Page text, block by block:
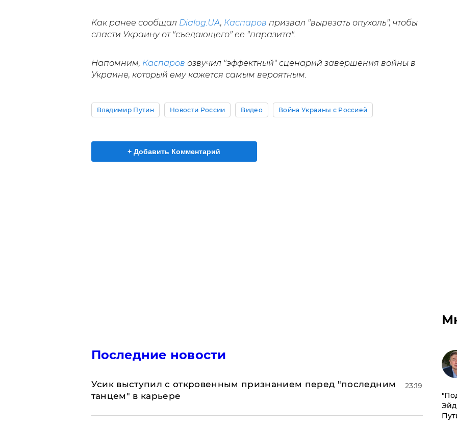
Как ранее сообщал Dialog.UA, Каспаров призвал "вырезать опухоль", чтобы
спасти Украину от "съедающего" ее "паразита".
Напомним, Каспаров озвучил "эффектный" сценарий завершения войны в
Украине, который ему кажется самым вероятным.
Владимир Путин Новости России Видео Война Украины с Россией
+ Добавить Комментарий
Последние новости
Усик выступил с откровенным признанием перед "последним
танцем" в карьере
23:19